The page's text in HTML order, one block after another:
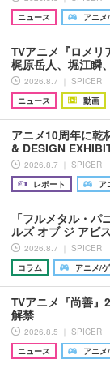
ニュース
アニ
TVアニメ『ロメリ
梶原岳人、堀江瞬
2026.8.7 ｜ SPICER
ニュース
動画
アニメ10周年に乾
& DESIGN
2026.8.7 ｜ SPICER
レポート
ア
「フルメタル・
ルズ オブ ジ アビ
2026.8.7 ｜ SPICER
コラム
アニメ/
TVアニメ『尚善』
解禁
2026.8.5 ｜ SPICER
ニュース
アニ